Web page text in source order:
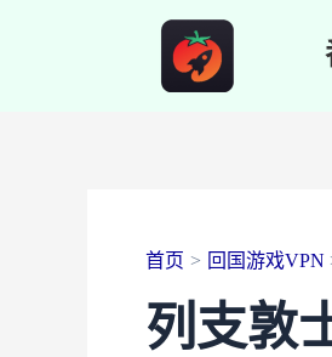
首页 回国游戏VPN
列支敦